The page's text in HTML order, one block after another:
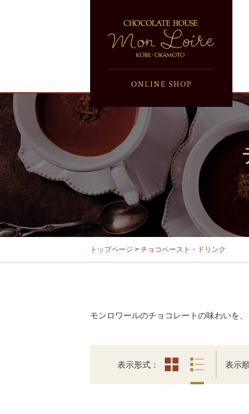
トップページ > チョコペースト・ドリンク
モンロワールのチョコレートの味わいを
表示形式 表示